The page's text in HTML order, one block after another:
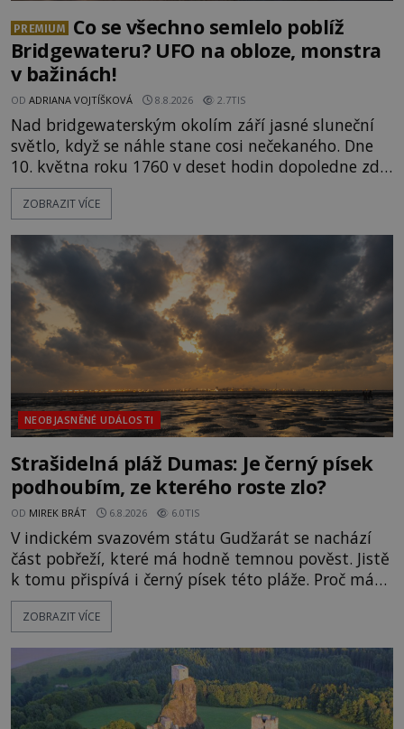
PREMIUM
Co se všechno semlelo poblíž
Bridgewateru? UFO na obloze, monstra
v bažinách!
OD ADRIANA VOJTÍŠKOVÁ 8.8.2026 2.7TIS
Nad bridgewaterským okolím září jasné sluneční
světlo, když se náhle stane cosi nečekaného. Dne
10. května roku 1760 v deset hodin dopoledne zde
dojde k vůbec prvnímu historicky doloženému
přeletu UFO. Podle záznamů vyzařuje takové
jen o nějaký optický klam, nebo se zde skutečně
právě vznáší mimozemská loď
ZOBRAZIT VÍCE
NEOBJASNĚNÉ UDÁLOSTI
Strašidelná pláž Dumas: Je černý písek
podhoubím, ze kterého roste zlo?
OD MIREK BRÁT 6.8.2026 6.0TIS
V indickém svazovém státu Gudžarát se nachází
část pobřeží, které má hodně temnou pověst. Jistě
k tomu přispívá i černý písek této pláže. Proč má
pláž takové netypické zbarvení? Nakolik jsou
pravdivé historky, že zde došlo k nevysvětlitelným
následovat. Vstupujeme na pláž Dumas ve městě
Surat. Gu
ZOBRAZIT VÍCE